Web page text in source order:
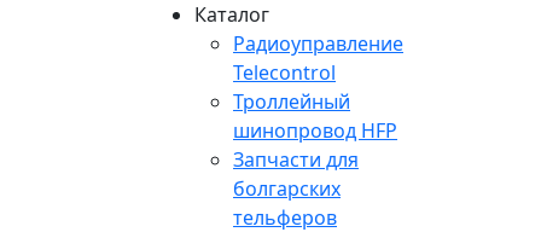
Каталог
Радиоуправление
Telecontrol
Троллейный
шинопровод HFP
Запчасти для
болгарских
тельферов